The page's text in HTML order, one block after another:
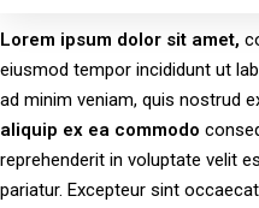
Lorem ipsum dolor sit amet,
eiusmod tempor incididunt ut
ad minim veniam, quis nostrud
aliquip ex ea commodo
reprehenderit in voluptate velit
pariatur. Excepteur sint